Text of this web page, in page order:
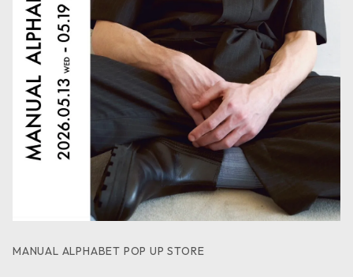
MANUAL ALPHABET POP UP STORE